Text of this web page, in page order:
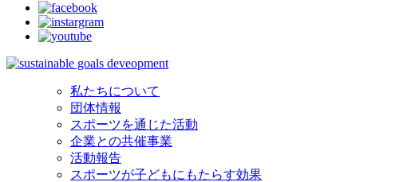
私たちについて
団体情報
スポーツを通じた活動
企業との共催事業
活動報告
スポーツが子どもにもたらす効果